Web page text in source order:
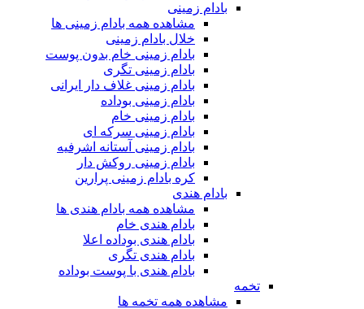
بادام زمینی
مشاهده همه بادام زمینی ها
خلال بادام زمینی
بادام زمینی خام بدون پوست
بادام زمینی تگری
بادام زمینی غلاف دار ایرانی
بادام زمینی بوداده
بادام زمینی خام
بادام زمینی سرکه ای
بادام زمینی آستانه اشرفیه
بادام زمینی روکش دار
کره بادام زمینی پرارین
بادام هندی
مشاهده همه بادام هندی ها
بادام هندی خام
بادام هندی بوداده اعلا
بادام هندی تگری
بادام هندی با پوست بوداده
تخمه
مشاهده همه تخمه ها